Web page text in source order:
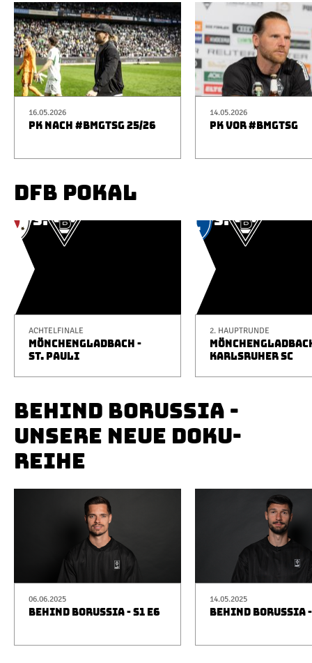
16.05.2026
PK NACH #BMGTSG 25/26
14.05.2026
PK VOR #BMGTSG
DFB POKAL
ACHTELFINALE
MÖNCHENGLADBACH -
ST. PAULI
2. HAUPTRUNDE
KARLSRUHER SC
BEHIND BORUSSIA -
UNSERE NEUE DOKU-
REIHE
06.06.2025
BEHIND BORUSSIA - S1 E6
14.05.2025
BEHIND BORUSSIA